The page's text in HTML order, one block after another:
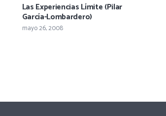
Las Experiencias Límite (Pilar
García-Lombardero)
mayo 26, 2008